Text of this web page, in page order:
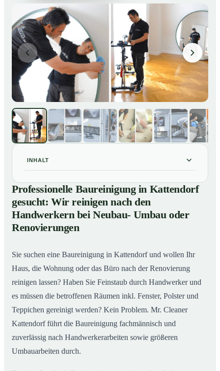
INHALT
01 Professionelle Baureinigung in Kattendorf gesucht: Wir
reinigen nach den Handwerkern bei Neubau- Umbau
oder Renovierungen
02Baureinigung in Kattendorf – Profis im Einsatz
Professionelle Baureinigung in Kattendorf
gesucht: Wir reinigen nach den
Handwerkern bei Neubau- Umbau oder
Renovierungen
Sie suchen eine Baureinigung in Kattendorf und wollen Ihr
Haus, die Wohnung oder das Büro nach der Renovierung
reinigen lassen? Haben Sie Feinstaub durch Handwerker und
es müssen die betroffenen Räumen inkl. Fenster, Polster und
Teppichen gereinigt werden? Kein Problem. Mr. Cleaner
Kattendorf führt die Baureinigung fachmännisch und
zuverlässig nach Handwerkerarbeiten sowie größeren
Umbauarbeiten durch.